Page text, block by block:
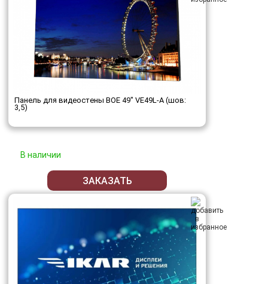
Панель для видеостены BOE 49" VE49L-A (шов:
3,5)
В наличии
ЗАКАЗАТЬ